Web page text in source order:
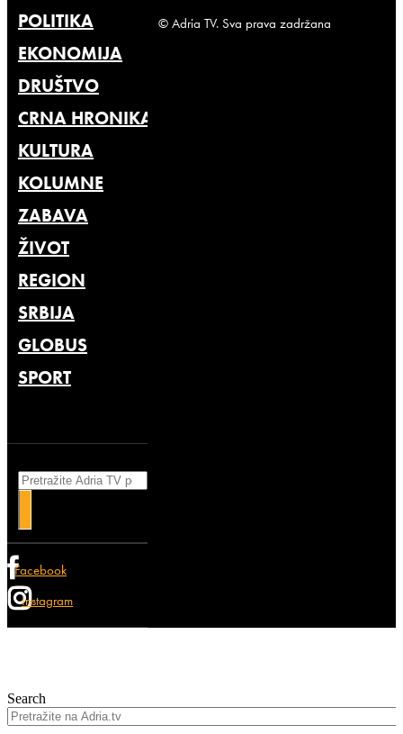
POLITIKA
EKONOMIJA
DRUŠTVO
CRNA HRONIKA
KULTURA
KOLUMNE
ZABAVA
ŽIVOT
REGION
SRBIJA
GLOBUS
SPORT
Facebook
Instagram
© Adria TV. Sva prava zadržana
Search